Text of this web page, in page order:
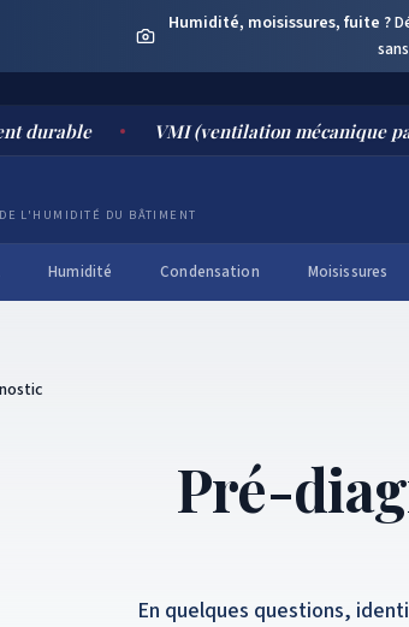
Humidité, moisissures, fuite ?
VMI (ventilation mécanique par
L'HUMIDITÉ DU BÂTIMENT
Humidité Condensation Moisissures
Pré-
En quelques questions,